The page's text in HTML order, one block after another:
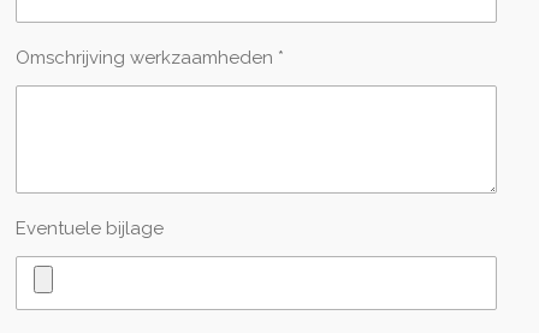
Omschrijving werkzaamheden *
Eventuele bijlage